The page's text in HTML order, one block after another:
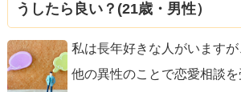
うしたら良い？(21歳・男性）
私は長年好きな人がいます
他の異性のことで恋愛相談